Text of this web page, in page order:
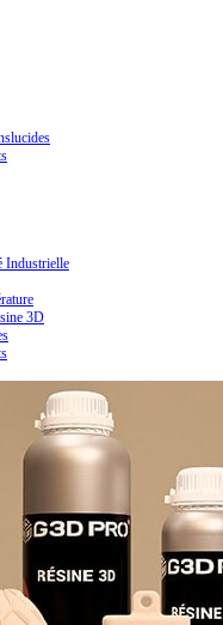
Industrielle
3D